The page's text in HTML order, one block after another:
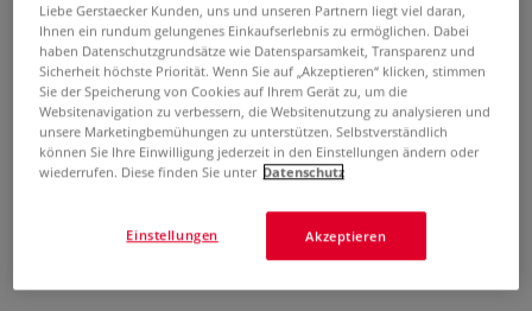
Bogenware
Liebe Gerstaecker Kunden, uns und unseren Partnern liegt viel daran,
Ihnen ein rundum gelungenes Einkaufserlebnis zu ermöglichen. Dabei
haben Datenschutzgrundsätze wie Datensparsamkeit, Transparenz und
Sicherheit höchste Priorität. Wenn Sie auf „Akzeptieren“ klicken, stimmen
Sie der Speicherung von Cookies auf Ihrem Gerät zu, um die
Websitenavigation zu verbessern, die Websitenutzung zu analysieren und
unsere Marketingbemühungen zu unterstützen. Selbstverständlich
können Sie Ihre Einwilligung jederzeit in den Einstellungen ändern oder
wiederrufen. Diese finden Sie unter Datenschutz
Akzeptieren
Einstellungen